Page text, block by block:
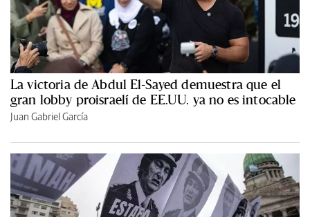
La victoria de Abdul El-Sayed demuestra que el
gran lobby proisraelí de EE.UU. ya no es intocable
Juan Gabriel García